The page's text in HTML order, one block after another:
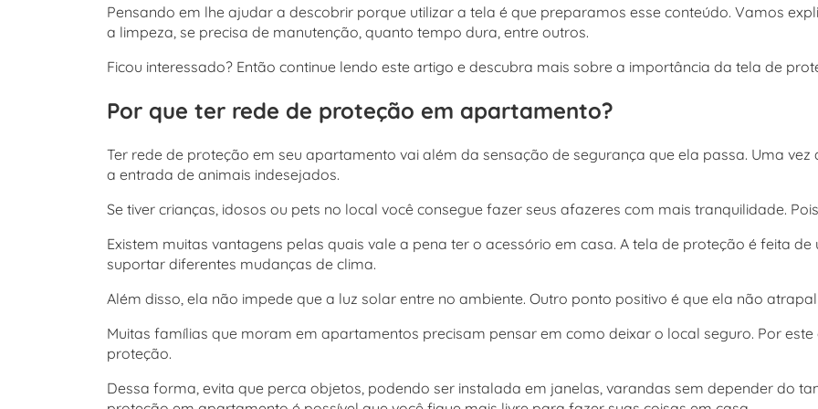
Pensando em lhe ajudar a descobrir porque utilizar a tela é que preparamos esse conteúdo. Vamos
a limpeza, se precisa de manutenção, quanto tempo dura, entre outros.
Ficou interessado? Então continue lendo este artigo e descubra mais sobre a importância da tela de
Por que ter rede de proteção em apartamento?
Ter rede de proteção em seu apartamento vai além da sensação de segurança que ela passa. Uma
a entrada de animais indesejados.
Se tiver crianças, idosos ou pets no local você consegue fazer seus afazeres com mais tranquilidade.
Existem muitas vantagens pelas quais vale a pena ter o acessório em casa. A tela de proteção é feita
suportar diferentes mudanças de clima.
Além disso, ela não impede que a luz solar entre no ambiente. Outro ponto positivo é que ela não
Muitas famílias que moram em apartamentos precisam pensar em como deixar o local seguro. Por
proteção.
Dessa forma, evita que perca objetos, podendo ser instalada em janelas, varandas sem depender do